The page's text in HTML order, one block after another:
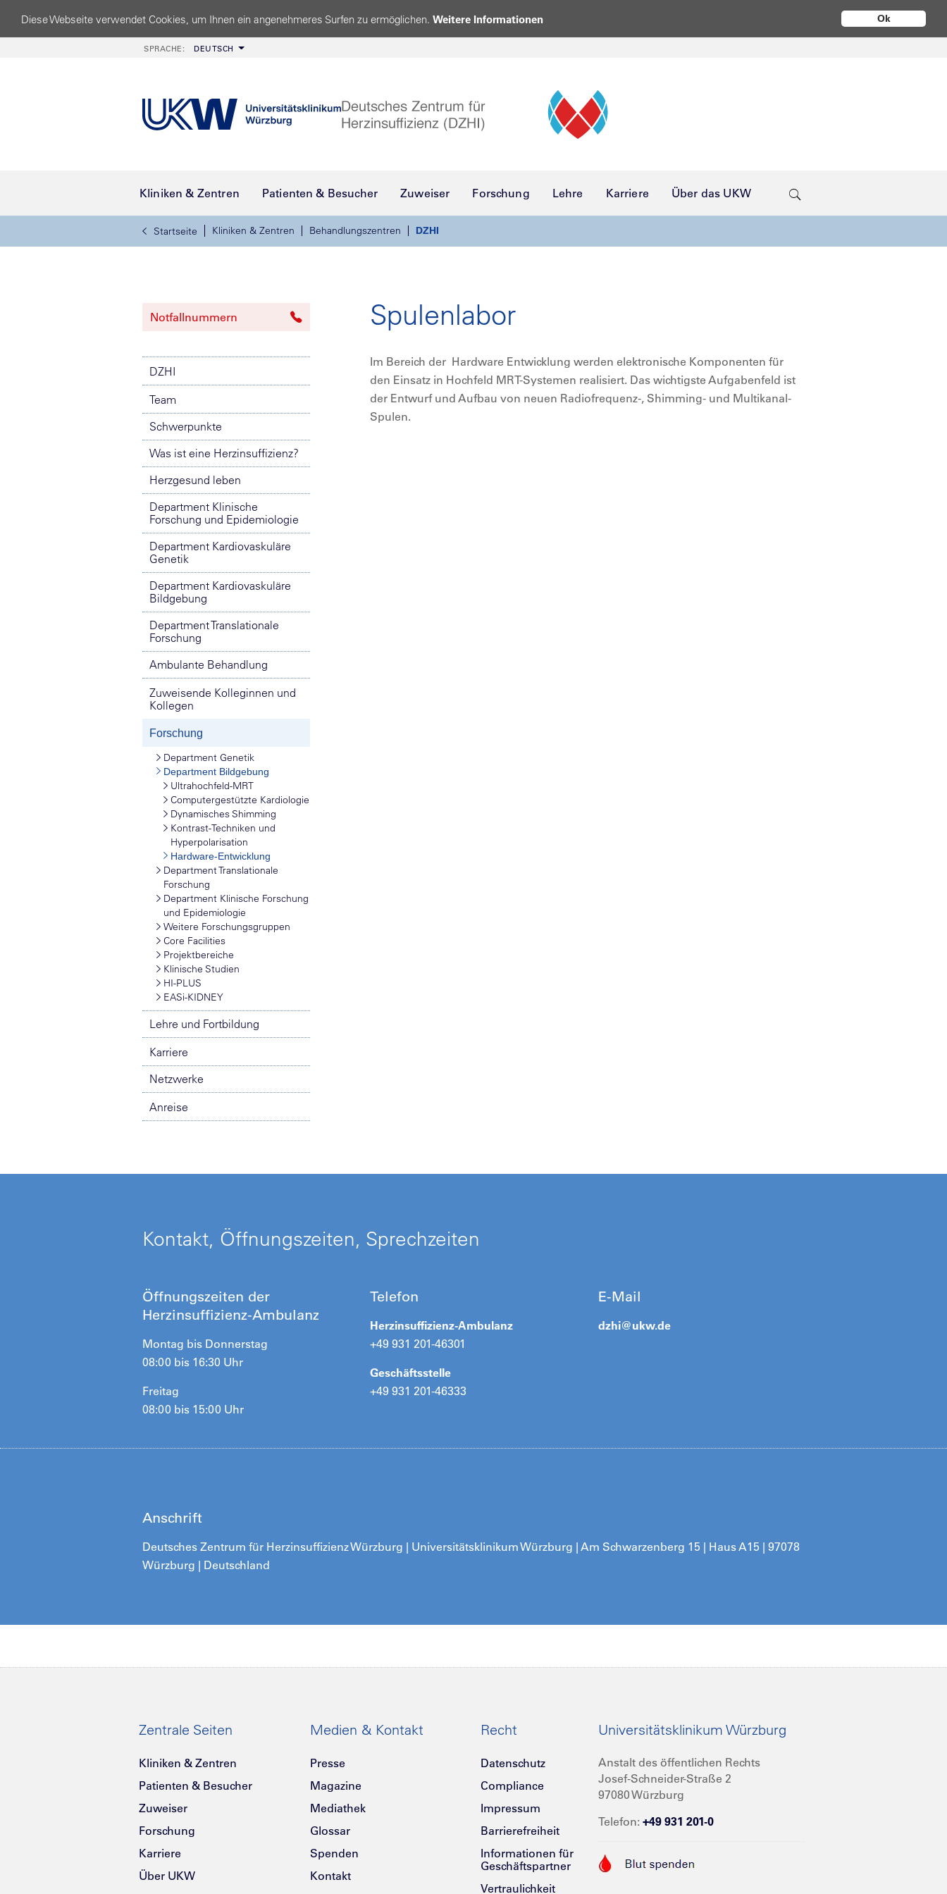
Ok
Diese Webseite verwendet Cookies, um Ihnen ein angenehmeres Surfen zu ermöglichen. Weitere Informationen
SPRACHE: DEUTSCH
Kliniken & Zentren Patienten & Besucher Zuweiser Forschung Lehre Karriere Über das UKW
Startseite Kliniken & Zentren Behandlungszentren DZHI
Notfallnummern
DZHI
Team
Schwerpunkte
Was ist eine Herzinsuffizienz?
Herzgesund leben
Department Klinische
Forschung und Epidemiologie
Department Kardiovaskuläre
Genetik
Department Kardiovaskuläre
Bildgebung
Department Translationale
Forschung
Ambulante Behandlung
Zuweisende Kolleginnen und
Kollegen
Forschung
Department Genetik
Department Bildgebung
Ultrahochfeld-MRT
Computergestützte Kardiologie
Dynamisches Shimming
Kontrast-Techniken und
Hyperpolarisation
Hardware-Entwicklung
Department Translationale
Forschung
Department Klinische Forschung
und Epidemiologie
Weitere Forschungsgruppen
Core Facilities
Projektbereiche
Klinische Studien
HI-PLUS
EASi-KIDNEY
Lehre und Fortbildung
Karriere
Netzwerke
Anreise
Spulenlabor
Im Bereich der Hardware Entwicklung werden elektronische Komponenten für
den Einsatz in Hochfeld MRT-Systemen realisiert. Das wichtigste Aufgabenfeld ist
der Entwurf und Aufbau von neuen Radiofrequenz-, Shimming- und Multikanal-
Spulen.
Kontakt, Öffnungszeiten, Sprechzeiten
Öffnungszeiten der
Herzinsuffizienz-Ambulanz
Montag bis Donnerstag
08:00 bis 16:30 Uhr
Freitag
08:00 bis 15:00 Uhr
Telefon
Herzinsuffizienz-Ambulanz
+49 931 201-46301
Geschäftsstelle
+49 931 201-46333
E-Mail
dzhi@ukw.de
Anschrift
Deutsches Zentrum für Herzinsuffizienz Würzburg | Universitätsklinikum Würzburg | Am Schwarzenberg 15 | Haus A15 | 97078
Würzburg | Deutschland
Zentrale Seiten
Kliniken & Zentren
Patienten & Besucher
Zuweiser
Forschung
Karriere
Über UKW
Medien & Kontakt
Presse
Magazine
Mediathek
Glossar
Spenden
Kontakt
Recht
Datenschutz
Compliance
Impressum
Barrierefreiheit
Informationen für
Geschäftspartner
Vertraulichkeit
Universitätsklinikum Würzburg
Anstalt des öffentlichen Rechts
Josef-Schneider-Straße 2
97080 Würzburg
Telefon: +49 931 201-0